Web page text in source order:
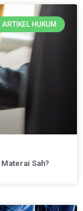
ARTIKEL HUKUM
Sah?